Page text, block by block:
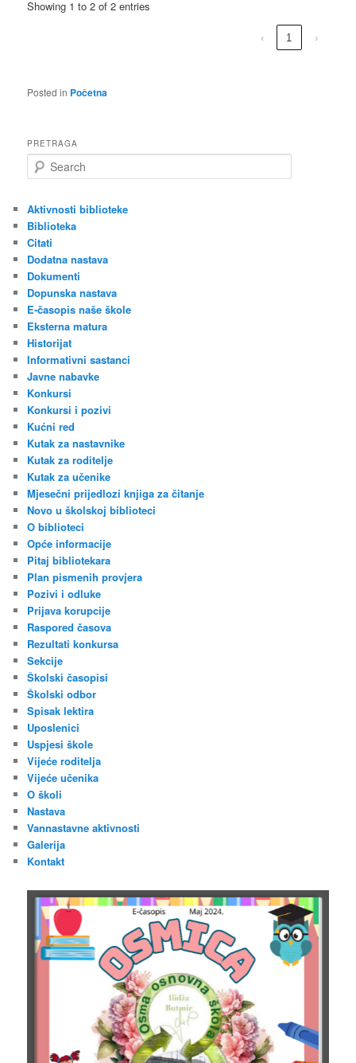
Showing 1 to 2 of 2 entries
‹ 1 ›
Posted in Početna
PRETRAGA
e
r
c
h
Aktivnosti biblioteke
Biblioteka
Citati
Dodatna nastava
Dokumenti
Dopunska nastava
E-časopis naše škole
Eksterna matura
Historijat
Informativni sastanci
Javne nabavke
Konkursi
Konkursi i pozivi
Kućni red
Kutak za nastavnike
Kutak za roditelje
Kutak za učenike
Mjesečni prijedlozi knjiga za čitanje
Novo u školskoj biblioteci
O biblioteci
Opće informacije
Pitaj bibliotekara
Plan pismenih provjera
Pozivi i odluke
Prijava korupcije
Raspored časova
Rezultati konkursa
Sekcije
Školski časopisi
Školski odbor
Spisak lektira
Uposlenici
Uspjesi škole
Vijeće roditelja
Vijeće učenika
O školi
Nastava
Vannastavne aktivnosti
Galerija
Kontakt